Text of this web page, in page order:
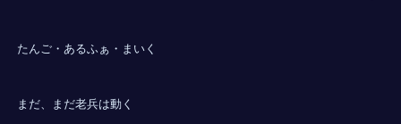
たんご・あるふぁ・まいく
まだ、まだ老兵は動く